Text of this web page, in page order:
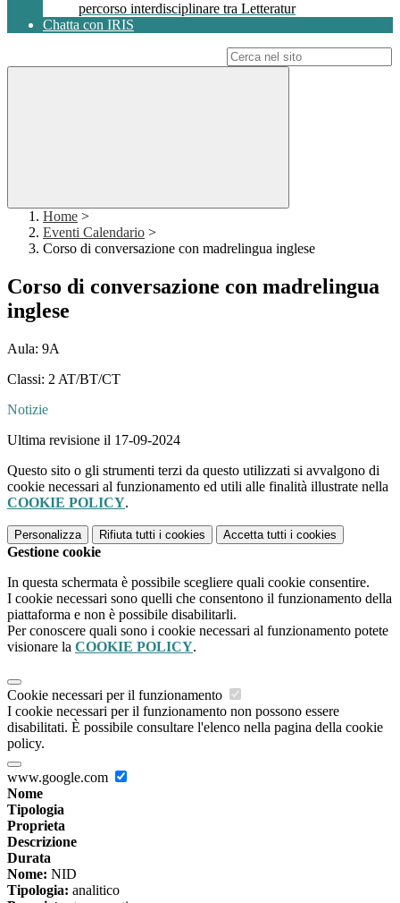
percorso interdisciplinare tra Letteratur
Chatta con IRIS
Home >
Eventi Calendario >
Corso di conversazione con madrelingua inglese
Corso di conversazione con madrelingua
inglese
Aula: 9A
Classi: 2 AT/BT/CT
Notizie
Ultima revisione il 17-09-2024
Questo sito o gli strumenti terzi da questo utilizzati si avvalgono di
cookie necessari al funzionamento ed utili alle finalità illustrate nella
COOKIE POLICY.
Personalizza Rifiuta tutti i cookies Accetta tutti i cookies
Gestione cookie
In questa schermata è possibile scegliere quali cookie consentire.
I cookie necessari sono quelli che consentono il funzionamento della
piattaforma e non è possibile disabilitarli.
Per conoscere quali sono i cookie necessari al funzionamento potete
visionare la COOKIE POLICY.
Cookie necessari per il funzionamento
I cookie necessari per il funzionamento non possono essere
disabilitati. È possibile consultare l'elenco nella pagina della cookie
policy.
www.google.com
Nome
Tipologia
Proprieta
Descrizione
Durata
Nome: NID
Tipologia: analitico